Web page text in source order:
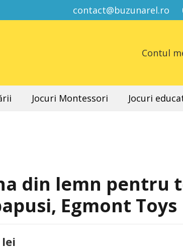
contact@buzunarel.ro
Contul
Jocuri Montessori Jocuri
din lemn pentru
Egmont Toys
lei